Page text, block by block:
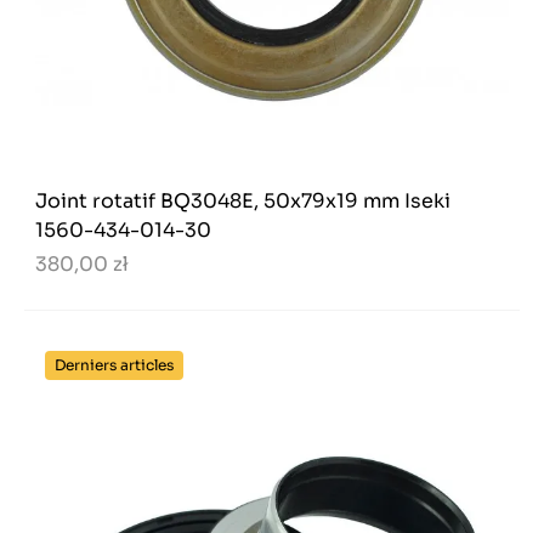
Joint rotatif BQ3048E, 50x79x19 mm Iseki
1560-434-014-30
380,00 zł
Derniers articles